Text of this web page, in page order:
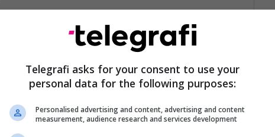
jetën qenit duke i përndjekur kojotët
Telegrafi asks for your consent to use your
personal data for the following purposes:
Personalised advertising and content, advertising and content
measurement, audience research and services development